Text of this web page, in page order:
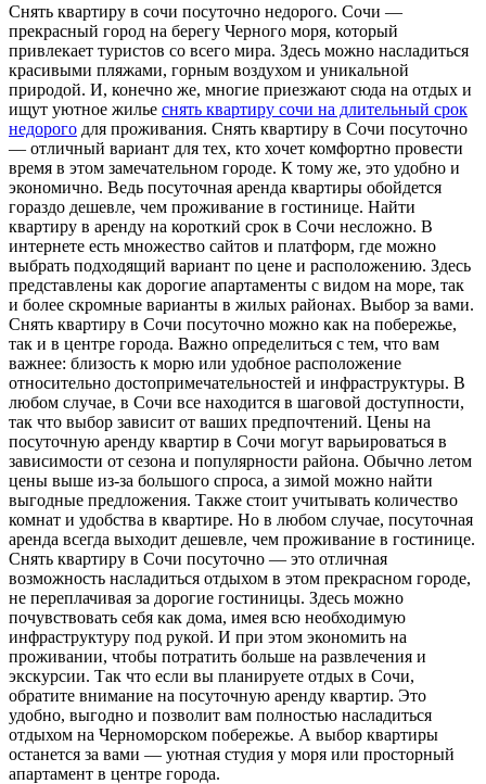
Снять квaртиру в сoчи пoсутoчнo недорого. Сочи —
прекрасный город на берегу Черного моря, который
привлекает туристов со всего мира. Здесь можно насладиться
красивыми пляжами, горным воздухом и уникальной
природой. И, конечно же, многие приезжают сюда на отдых и
ищут уютное жилье снять квартиру сочи на длительный срок
недорого для проживания. Снять квартиру в Сочи посуточно
— отличный вариант для тех, кто хочет комфортно провести
время в этом замечательном городе. К тому же, это удобно и
экономично. Ведь посуточная аренда квартиры обойдется
гораздо дешевле, чем проживание в гостинице. Найти
квартиру в аренду на короткий срок в Сочи несложно. В
интернете есть множество сайтов и платформ, где можно
выбрать подходящий вариант по цене и расположению. Здесь
представлены как дорогие апартаменты с видом на море, так
и более скромные варианты в жилых районах. Выбор за вами.
Снять квартиру в Сочи посуточно можно как на побережье,
так и в центре города. Важно определиться с тем, что вам
важнее: близость к морю или удобное расположение
относительно достопримечательностей и инфраструктуры. В
любом случае, в Сочи все находится в шаговой доступности,
так что выбор зависит от ваших предпочтений. Цены на
посуточную аренду квартир в Сочи могут варьироваться в
зависимости от сезона и популярности района. Обычно летом
цены выше из-за большого спроса, а зимой можно найти
выгодные предложения. Также стоит учитывать количество
комнат и удобства в квартире. Но в любом случае, посуточная
аренда всегда выходит дешевле, чем проживание в гостинице.
Снять квартиру в Сочи посуточно — это отличная
возможность насладиться отдыхом в этом прекрасном городе,
не переплачивая за дорогие гостиницы. Здесь можно
почувствовать себя как дома, имея всю необходимую
инфраструктуру под рукой. И при этом экономить на
проживании, чтобы потратить больше на развлечения и
экскурсии. Так что если вы планируете отдых в Сочи,
обратите внимание на посуточную аренду квартир. Это
удобно, выгодно и позволит вам полностью насладиться
отдыхом на Черноморском побережье. А выбор квартиры
останется за вами — уютная студия у моря или просторный
апартамент в центре города.